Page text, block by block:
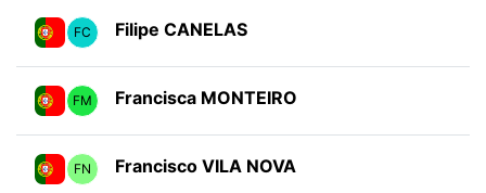
FC Filipe CANELAS
FM Francisca MONTEIRO
FN Francisco VILA NOVA